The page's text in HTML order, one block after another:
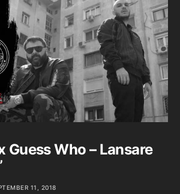
Guess Who – Lansare
11, 2018